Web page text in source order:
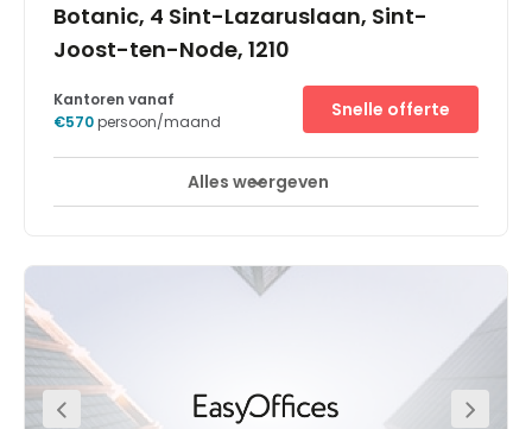
Botanic, 4 Sint-Lazaruslaan, Sint-
Joost-ten-Node, 1210
Break-Out Ruimtes
A sea of restaurants, bars, coffee shops and hotels
surround the centre. You can also take a short walk to the
from city life during your lunch break or after work.
Commuting is made easy due to the central location of
this office space. Multiple subway and tram lines are
available from Rogier Station a short five-minute walk
from the office. For those arriving by car, parking services
Kantoren vanaf
€570persoon/maand
Snelle offerte
Alles weergeven